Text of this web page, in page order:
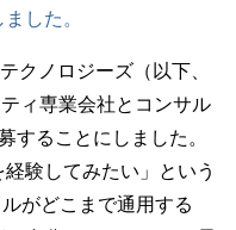
した。
クノロジーズ（以下、
ィ専業会社とコンサル
することにしました。
験してみたい」という
がどこまで通用する